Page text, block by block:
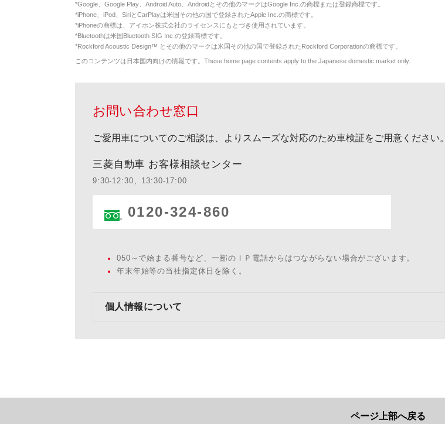
*Google、Google Play、Android Auto、Androidとその他のマークはGoogle Inc.の商標または登録商標です。
*iPhone、iPod、SiriとCarPlayは米国その他の国で登録されたApple Inc.の商標です。
*iPhoneの商標は、アイホン株式会社のライセンスにもとづき使用されています。
*Bluetoothは米国Bluetooth SIG Inc.の登録商標です。
*Rockford Acoustic Design™ とその他のマークは米国その他の国で登録されたRockford Corporationの商標です。
このコンテンツは日本国内向けの情報です。These home page contents apply to the Japanese domestic market only.
お問い合わせ窓口
ご愛用車についてのご相談は、よりスムーズな対応のため車検証をご用意ください。
三菱自動車 お客様相談センター
9:30-12:30、13:30-17:00
0120-324-860
050～で始まる番号など、一部のＩＰ電話からはつながらない場合がございます。
年末年始等の当社指定休日を除く。
個人情報について
ページ上部へ戻る